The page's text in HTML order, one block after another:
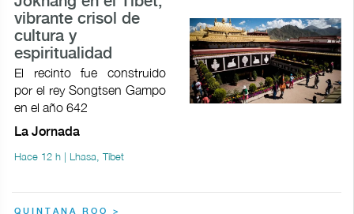
vibrante crisol de
cultura y
espiritualidad
El recinto fue construido
por el rey Songtsen Gampo
en el año 642
La Jornada
Hace 12 h | Lhasa, Tíbet
QUINTANA ROO >